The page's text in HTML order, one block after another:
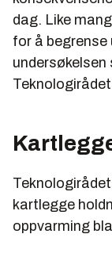
dag. Like
for å
kartlegge
oppvarming